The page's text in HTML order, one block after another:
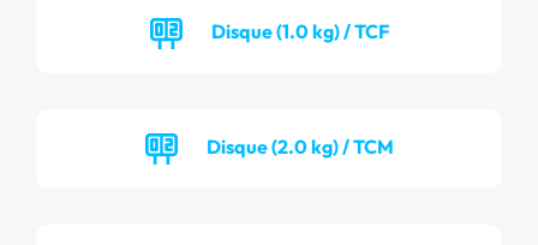
Disque (1.0 kg) / TCF
Disque (2.0 kg) / TCM